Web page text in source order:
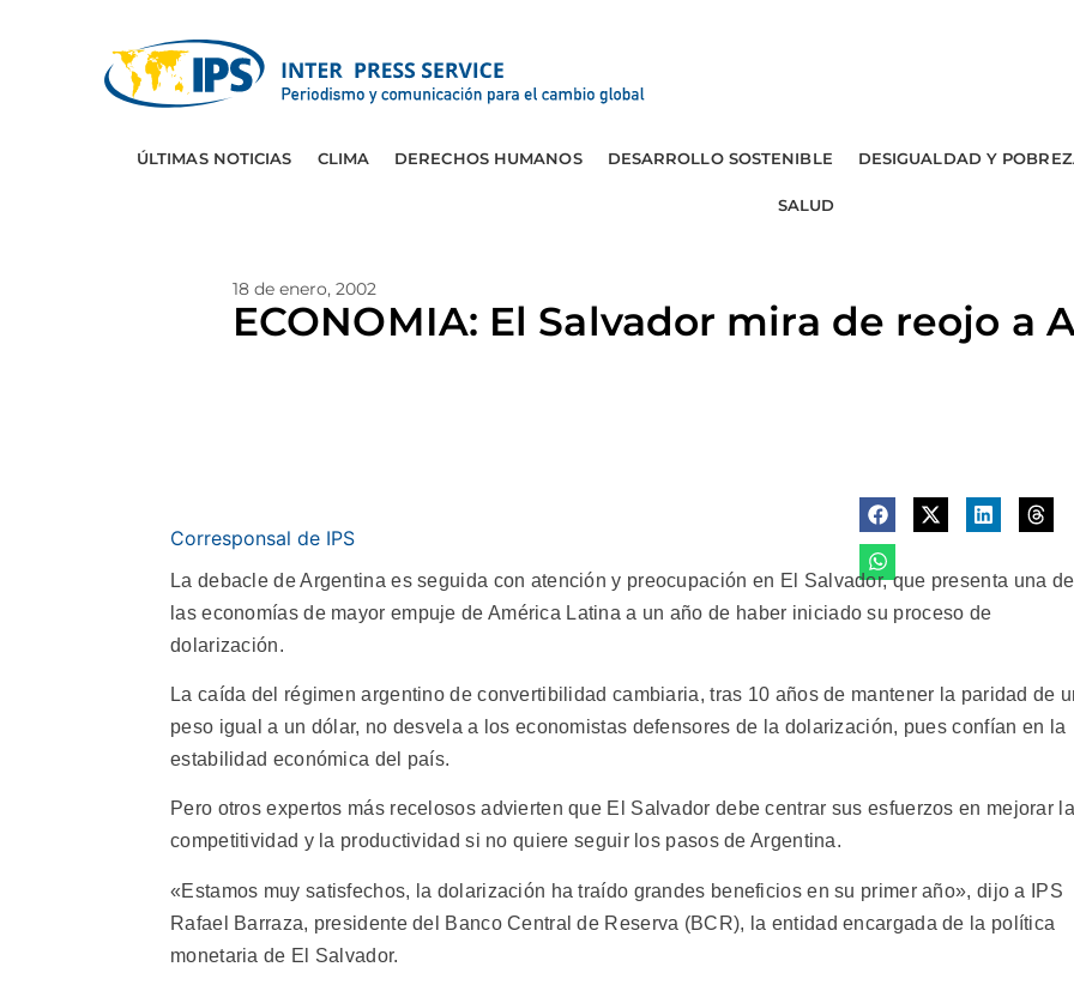
ÚLTIMAS NOTICIAS CLIMA DERECHOS HUMANOS DESARROLLO SOSTENIBLE DESIGUALDAD Y
SALUD
18 de enero, 2002
ECONOMIA: El Salvador mira de reojo a
Corresponsal de IPS
La debacle de Argentina es seguida con atención y preocupación en El Salvador, que presenta una de
las economías de mayor empuje de América Latina a un año de haber iniciado su proceso de
dolarización.
La caída del régimen argentino de convertibilidad cambiaria, tras 10 años de mantener la paridad de
peso igual a un dólar, no desvela a los economistas defensores de la dolarización, pues confían en la
estabilidad económica del país.
Pero otros expertos más recelosos advierten que El Salvador debe centrar sus esfuerzos en mejorar la
competitividad y la productividad si no quiere seguir los pasos de Argentina.
«Estamos muy satisfechos, la dolarización ha traído grandes beneficios en su primer año», dijo a IPS
Rafael Barraza, presidente del Banco Central de Reserva (BCR), la entidad encargada de la política
monetaria de El Salvador.